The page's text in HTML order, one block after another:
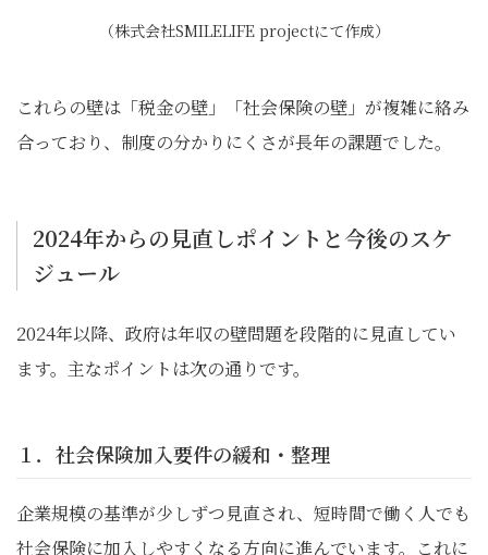
（株式会社SMILELIFE projectにて作成）
これらの壁は「税金の壁」「社会保険の壁」が複雑に絡み
合っており、制度の分かりにくさが長年の課題でした。
2024年からの見直しポイントと今後のスケ
ジュール
2024年以降、政府は年収の壁問題を段階的に見直してい
ます。主なポイントは次の通りです。
１．社会保険加入要件の緩和・整理
企業規模の基準が少しずつ見直され、短時間で働く人でも
社会保険に加入しやすくなる方向に進んでいます。これに